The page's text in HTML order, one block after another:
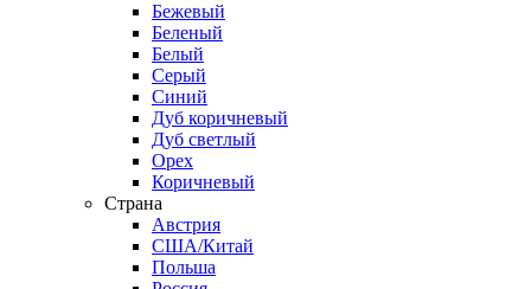
Бежевый
Беленый
Белый
Серый
Синий
Дуб коричневый
Дуб светлый
Орех
Коричневый
Страна
Австрия
США/Китай
Польша